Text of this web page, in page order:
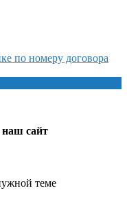
по номеру договора
сайт
теме